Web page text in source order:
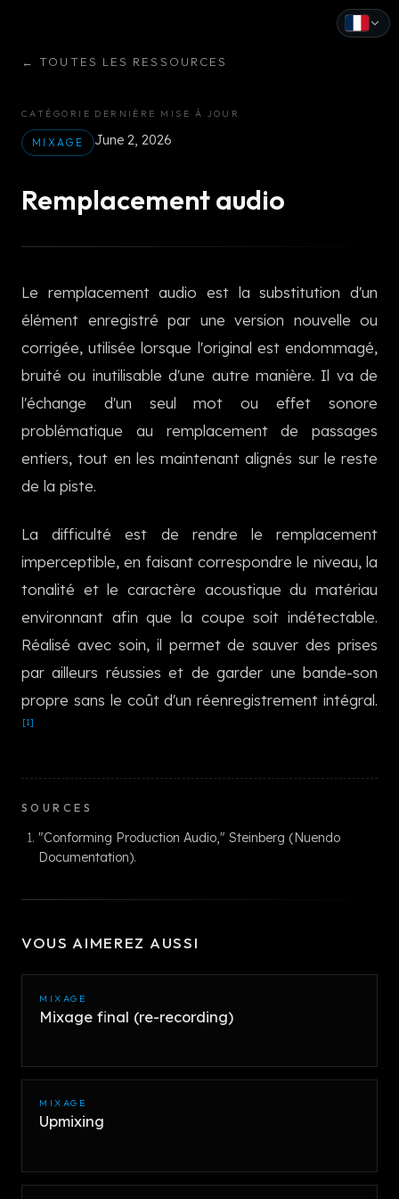
← TOUTES LES RESSOURCES
CATÉGORIE
MIXAGE
DERNIÈRE MISE À JOUR
June 2, 2026
Remplacement audio
Le remplacement audio est la substitution d'un
élément enregistré par une version nouvelle ou
corrigée, utilisée lorsque l'original est endommagé,
bruité ou inutilisable d'une autre manière. Il va de
l'échange d'un seul mot ou effet sonore
problématique au remplacement de passages
entiers, tout en les maintenant alignés sur le reste
de la piste.
La difficulté est de rendre le remplacement
imperceptible, en faisant correspondre le niveau, la
tonalité et le caractère acoustique du matériau
environnant afin que la coupe soit indétectable.
Réalisé avec soin, il permet de sauver des prises
par ailleurs réussies et de garder une bande-son
propre sans le coût d'un réenregistrement intégral.
[1]
SOURCES
"Conforming Production Audio," Steinberg (Nuendo
Documentation).
VOUS AIMEREZ AUSSI
MIXAGE
Mixage final (re-recording)
MIXAGE
Upmixing
Русский
日本語
한국어